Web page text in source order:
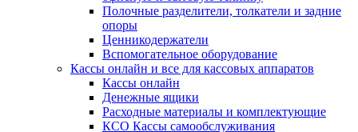
Полочные разделители, толкатели и задние
опоры
Ценникодержатели
Вспомогательное оборудование
Кассы онлайн и все для кассовых аппаратов
Кассы онлайн
Денежные ящики
Расходные материалы и комплектующие
КСО Кассы самообслуживания